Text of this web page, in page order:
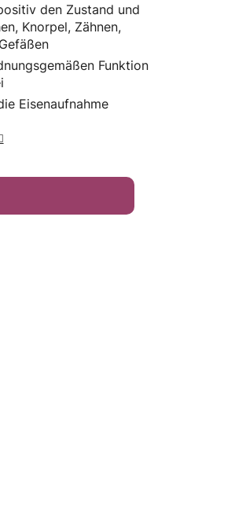
den Zustand und
Knorpel, Zähnen,
Funktion
Eisenaufnahme